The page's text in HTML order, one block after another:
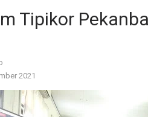
Tipikor
2021